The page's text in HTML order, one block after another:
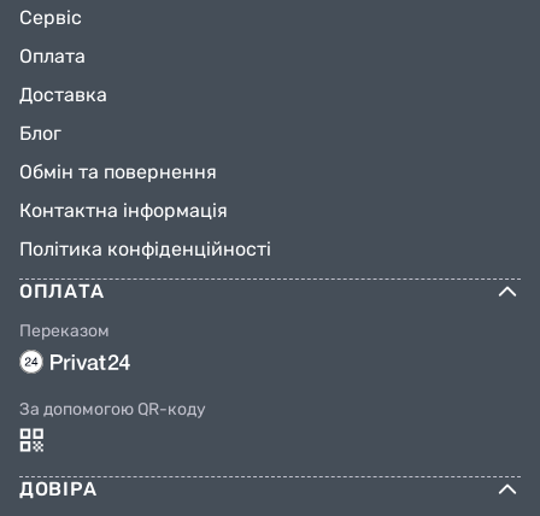
Сервіс
Оплата
Доставка
Блог
Обмін та повернення
Контактна інформація
Політика конфіденційності
ОПЛАТА
Переказом
За допомогою QR-коду
ДОВІРА